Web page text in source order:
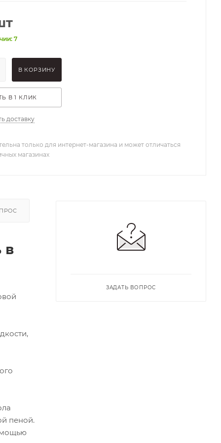
7
В КОРЗИНУ
В 1 КЛИК
доставку
только для интернет-магазина и может отличаться
магазинах
в
пеной.
ЗАДАТЬ ВОПРОС